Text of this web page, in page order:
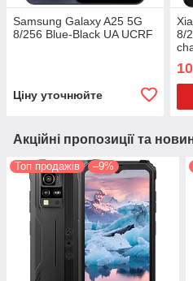
Samsung Galaxy A25 5G
8/256 Blue-Black UA UCRF
Ціну уточнюйте
8/
Акційні пропозиції та
Топ продажів –9%